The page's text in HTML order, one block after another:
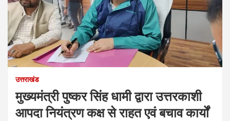
उत्तराखंड
मुख्यमंत्री पुष्कर सिंह धामी द्वारा उत्तरकाशी
आपदा नियंत्रण कक्ष से राहत एवं बचाव कार्यों